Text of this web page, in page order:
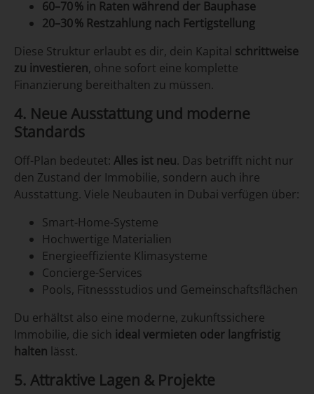
60–70% in Raten während der Bauphase
20–30% Restzahlung nach Fertigstellung
Diese Struktur erlaubt es dir, dein Kapital schrittweise
zu investieren, ohne sofort eine komplette
Finanzierung bereithalten zu müssen.
4. Neue Ausstattung und moderne
Standards
Off-Plan bedeutet: Alles ist neu. Das betrifft nicht nur
den Zustand der Immobilie, sondern auch ihre
Ausstattung. Viele Neubauten in Dubai verfügen über:
Smart-Home-Systeme
Hochwertige Materialien
Energieeffiziente Klimasysteme
Concierge-Services
Pools, Fitnessstudios und Gemeinschaftsflächen
Du erhältst also eine moderne, zukunftssichere
Immobilie, die sich ideal vermieten oder langfristig
halten lässt.
5. Attraktive Lagen & Projekte